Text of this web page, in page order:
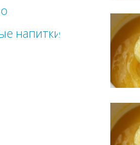
напитки